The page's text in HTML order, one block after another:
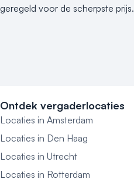
geregeld voor de scherpste prijs.
Ontdek vergaderlocaties
Locaties in Amsterdam
Locaties in Den Haag
Locaties in Utrecht
Locaties in Rotterdam